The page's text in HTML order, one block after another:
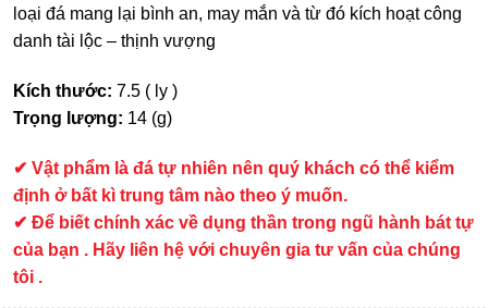
loại đá mang lại bình an, may mắn và từ đó kích hoạt công
danh tài lộc – thịnh vượng
Kích thước: 7.5 ( ly )
Trọng lượng: 14 (g)
✔ Vật phẩm là đá tự nhiên nên quý khách có thể kiểm
định ở bất kì trung tâm nào theo ý muốn.
✔ Để biết chính xác về dụng thần trong ngũ hành bát tự
của bạn . Hãy liên hệ với chuyên gia tư vấn của chúng
tôi .